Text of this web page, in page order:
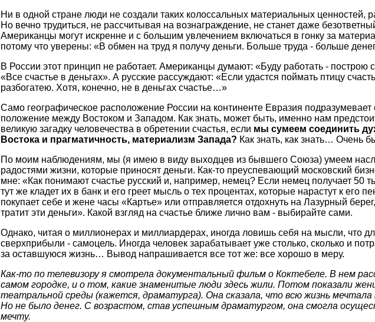
Ни в одной стране люди не создали таких колоссальных материальных ценностей,
Но вечно трудиться, не рассчитывая на вознаграждение, не станет даже
Американцы могут искренне и с большим увлечением включаться в гонку за
потому что уверены: «В обмен на труд я получу деньги. Больше труда - больше
В России этот принцип не работает. Американцы думают: «Буду работать - построю
«Все счастье в деньгах». А русские рассуждают: «Если удастся поймать птицу
разбогатею. Хотя, конечно, не в деньгах счастье…»
Само географическое расположение России на континенте Евразия подразумевает
положение между Востоком и Западом. Как знать, может быть, именно нам
великую загадку человечества в обретении счастья, если мы сумеем соединить
Востока и прагматичность, материализм Запада? Как знать, как знать… Очень
По моим наблюдениям, мы (я имею в виду выходцев из бывшего Союза) умеем
радостями жизни, которые приносят деньги. Как-то преуспевающий московский
мне: «Как понимают счастье русский и, например, немец? Если немец получает 50
тут же кладет их в банк и его греет мысль о тех процентах, которые нарастут к его
покупает себе и жене часы «Картье» или отправляется отдохнуть на Лазурный
тратит эти деньги». Какой взгляд на счастье ближе лично вам - выбирайте сами.
Однако, читая о миллионерах и миллиардерах, иногда ловишь себя на мысли, что
сверхприбыли - самоцель. Иногда человек зарабатывает уже столько, сколько и
за оставшуюся жизнь… Вывод напрашивается все тот же: все хорошо в меру.
Как-то по телевизору я смотрела документальный фильм о Коктебеле. В нем
самом городке, и о том, какие знаменитые люди здесь жили. Потом показали
театральной среды (кажется, драматурга). Она сказала, что всю жизнь мечтала
Но не было денег. С возрастом, став успешным драматургом, она смогла
мечту.